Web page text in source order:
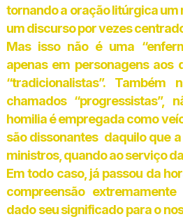
tornando a oração litúrgica um
um discurso por vezes
Mas isso não é uma
apenas em personagens aos
“tradicionalistas”.
chamados
homilia é empregada como
são dissonantes daquilo que
ministros, quando ao serviço
Em todo caso, já passou da
compreensão
dado seu significado para o